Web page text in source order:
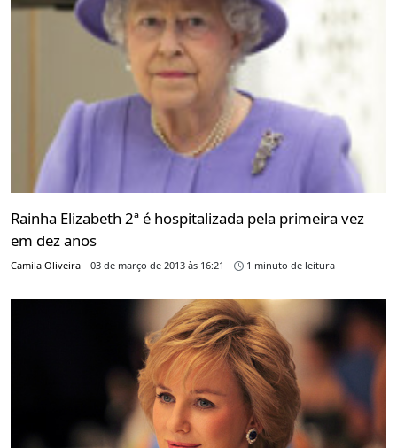
Rainha Elizabeth 2ª é hospitalizada pela primeira vez
em dez anos
Camila Oliveira 03 de março de 2013 às 16:21 1 minuto de leitura